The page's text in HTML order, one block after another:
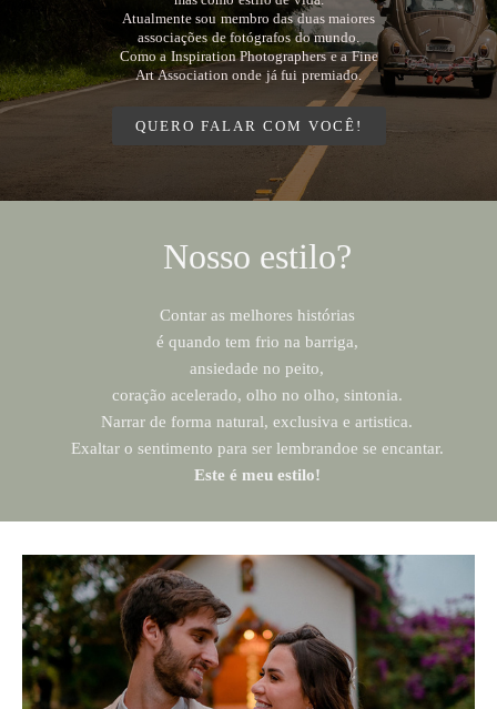
Atualmente sou membro das duas maiores
associações de fotógrafos do mundo.
Como a Inspiration Photographers e a Fine
Art Association onde já fui premiado.
QUERO FALAR COM VOCÊ!
Nosso estilo?
Contar as melhores histórias
é quando tem frio na barriga,
ansiedade no peito,
coração acelerado, olho no olho, sintonia.
Narrar de forma natural, exclusiva e artistica.
Exaltar o sentimento para ser lembrandoe se encantar.
Este é meu estilo!